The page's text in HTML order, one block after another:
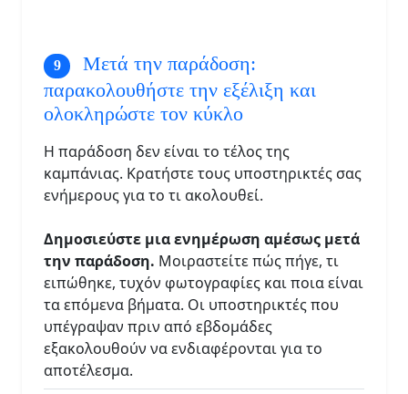
Μετά την παράδοση:
παρακολουθήστε την εξέλιξη και
ολοκληρώστε τον κύκλο
Η παράδοση δεν είναι το τέλος της
καμπάνιας. Κρατήστε τους υποστηρικτές σας
ενήμερους για το τι ακολουθεί.
Δημοσιεύστε μια ενημέρωση αμέσως μετά
την παράδοση. Μοιραστείτε πώς πήγε, τι
ειπώθηκε, τυχόν φωτογραφίες και ποια είναι
τα επόμενα βήματα. Οι υποστηρικτές που
υπέγραψαν πριν από εβδομάδες
εξακολουθούν να ενδιαφέρονται για το
αποτέλεσμα.